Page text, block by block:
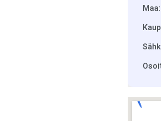
Maa: